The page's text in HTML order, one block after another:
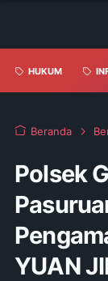
HUKUM
Beranda
Polsek
YUAN